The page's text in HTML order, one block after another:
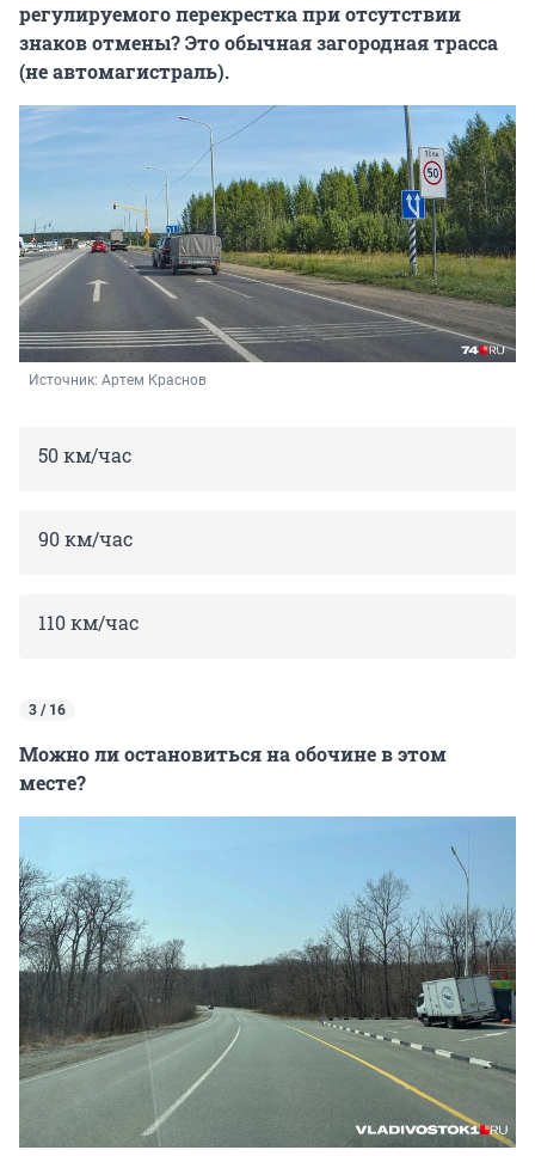
регулируемого перекрестка при отсутствии
знаков отмены? Это обычная загородная трасса
(не автомагистраль).
Источник: Артем Краснов
50 км/час
90 км/час
110 км/час
3 / 16
Можно ли остановиться на обочине в этом
месте?